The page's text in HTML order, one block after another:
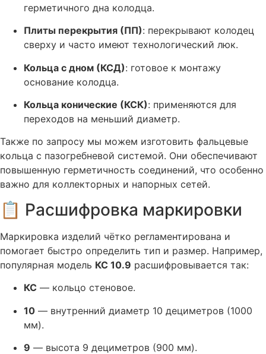
герметичного дна колодца.
Плиты перекрытия (ПП): перекрывают колодец
сверху и часто имеют технологический люк.
Кольца с дном (КСД): готовое к монтажу
основание колодца.
Кольца конические (КСК): применяются для
переходов на меньший диаметр.
Также по запросу мы можем изготовить фальцевые
кольца с пазогребневой системой. Они обеспечивают
повышенную герметичность соединений, что особенно
важно для коллекторных и напорных сетей.
📋 Расшифровка маркировки
Маркировка изделий чётко регламентирована и
помогает быстро определить тип и размер. Например,
популярная модель КС 10.9 расшифровывается так:
КС — кольцо стеновое.
10 — внутренний диаметр 10 дециметров (1000
мм).
9 — высота 9 дециметров (900 мм).